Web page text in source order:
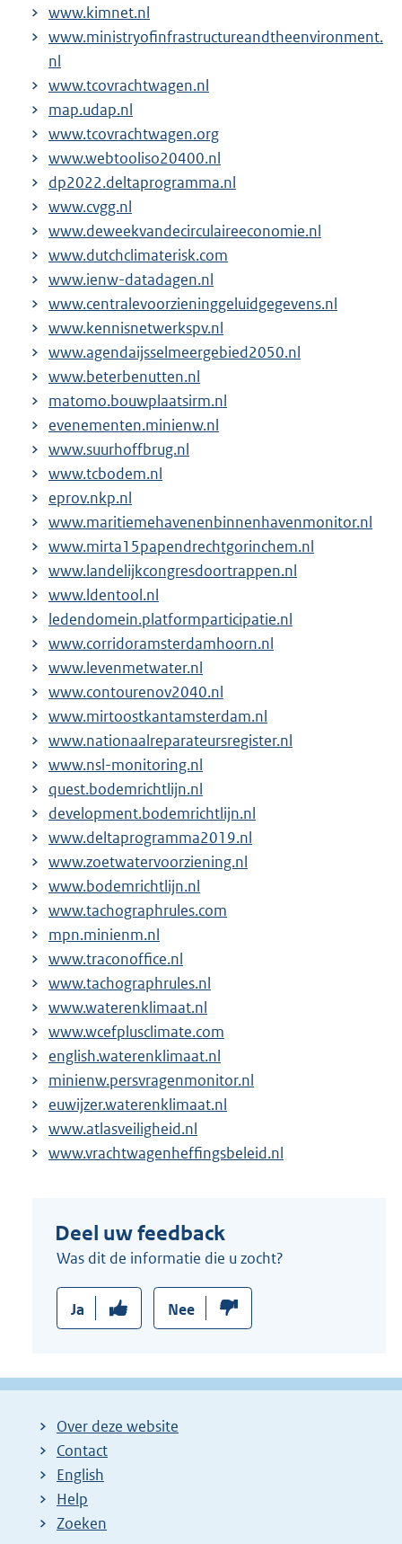
www.kimnet.nl
www.ministryofinfrastructureandtheenvironment.
nl
www.tcovrachtwagen.nl
map.udap.nl
www.tcovrachtwagen.org
www.webtooliso20400.nl
dp2022.deltaprogramma.nl
www.cvgg.nl
www.deweekvandecirculaireeconomie.nl
www.dutchclimaterisk.com
www.ienw-datadagen.nl
www.centralevoorzieninggeluidgegevens.nl
www.kennisnetwerkspv.nl
www.agendaijsselmeergebied2050.nl
www.beterbenutten.nl
matomo.bouwplaatsirm.nl
evenementen.minienw.nl
www.suurhoffbrug.nl
www.tcbodem.nl
eprov.nkp.nl
www.maritiemehavenenbinnenhavenmonitor.nl
www.mirta15papendrechtgorinchem.nl
www.landelijkcongresdoortrappen.nl
www.ldentool.nl
ledendomein.platformparticipatie.nl
www.corridoramsterdamhoorn.nl
www.levenmetwater.nl
www.contourenov2040.nl
www.mirtoostkantamsterdam.nl
www.nationaalreparateursregister.nl
www.nsl-monitoring.nl
quest.bodemrichtlijn.nl
development.bodemrichtlijn.nl
www.deltaprogramma2019.nl
www.zoetwatervoorziening.nl
www.bodemrichtlijn.nl
www.tachographrules.com
mpn.minienm.nl
www.traconoffice.nl
www.tachographrules.nl
www.waterenklimaat.nl
www.wcefplusclimate.com
english.waterenklimaat.nl
minienw.persvragenmonitor.nl
euwijzer.waterenklimaat.nl
www.atlasveiligheid.nl
www.vrachtwagenheffingsbeleid.nl
Deel uw feedback
Was dit de informatie die u zocht?
Ja Nee
Over deze website
Contact
English
Help
Zoeken